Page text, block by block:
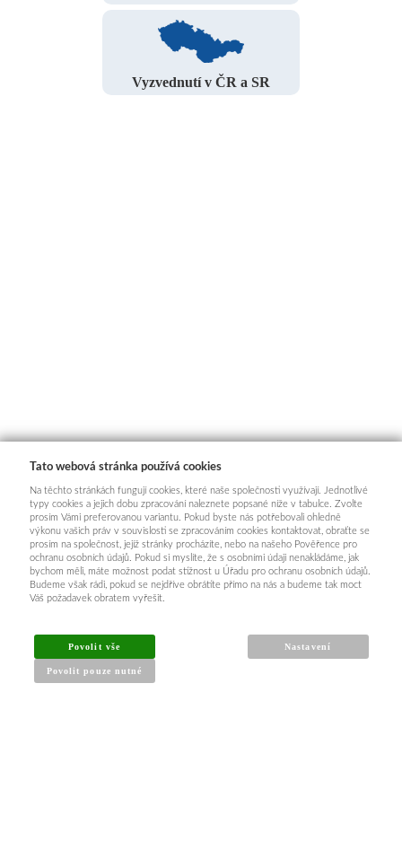
Vyzvednutí v ČR a SR
Tato webová stránka používá cookies
Na těchto stránkách fungují cookies, které naše společnosti využívají. Jednotlivé
typy cookies a jejich dobu zpracování naleznete popsané níže v tabulce. Zvolte
prosím Vámi preferovanou variantu. Pokud byste nás potřebovali ohledně
výkonu vašich práv v souvislosti se zpracováním cookies kontaktovat, obraťte se
prosím na společnost, jejíž stránky procházíte, nebo na našeho Pověřence pro
ochranu osobních údajů. Pokud si myslíte, že s osobními údaji nenakládáme, jak
bychom měli, máte možnost podat stížnost u Úřadu pro ochranu osobních údajů.
Budeme však rádi, pokud se nejdříve obrátíte přímo na nás a budeme tak moct
Váš požadavek obratem vyřešit.
Povolit vše
Povolit pouze nutné
Nastavení